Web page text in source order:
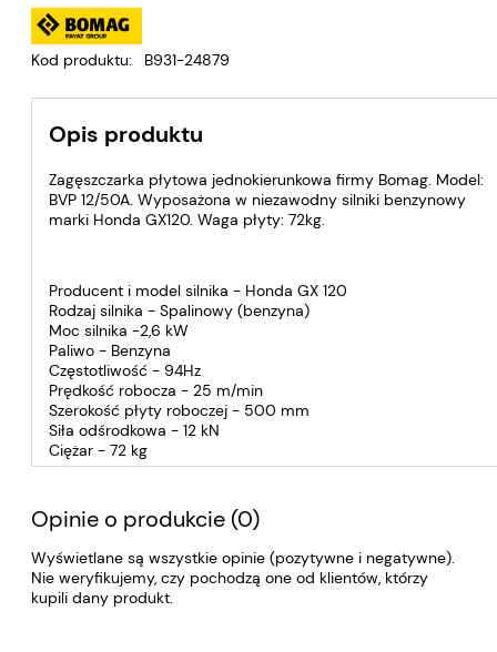
Kod produktu: B931-24879
Opis produktu
Zagęszczarka płytowa jednokierunkowa firmy Bomag. Model:
BVP 12/50A. Wyposażona w niezawodny silniki benzynowy
marki Honda GX120. Waga płyty: 72kg.
Producent i model silnika - Honda GX 120
Rodzaj silnika - Spalinowy (benzyna)
Moc silnika -2,6 kW
Paliwo - Benzyna
Częstotliwość - 94Hz
Prędkość robocza - 25 m/min
Szerokość płyty roboczej - 500 mm
Siła odśrodkowa - 12 kN
Ciężar - 72 kg
Opinie o produkcie (0)
Wyświetlane są wszystkie opinie (pozytywne i negatywne).
Nie weryfikujemy, czy pochodzą one od klientów, którzy
kupili dany produkt.